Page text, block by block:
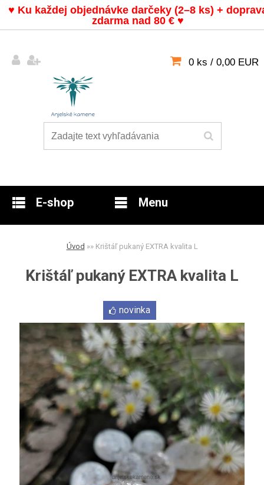
♥ Ku každej objednávke darčeky (2–8 ks) +
zdarma nad 80 € ♥
0 ks / 0,00 EUR
E-shop Menu
Úvod »» Krištáľ pukaný EXTRA kvalita L
Krištáľ pukaný EXTRA kvalita L
novinka